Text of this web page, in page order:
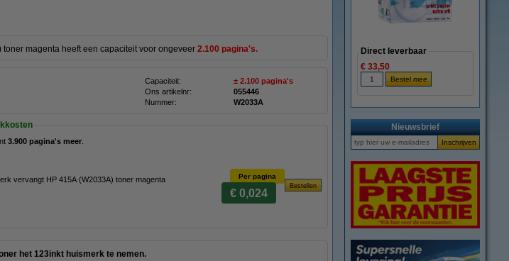
magenta heeft een capaciteit voor ongeveer 2.100 pagina's.
Capaciteit:
± 2.100 pagina's
Ons artikelnr:
055446
Nummer: W2033A
3.900 pagina's meer
vervangt HP 415A (W2033A) toner magenta
Per pagina
€ 0,024
het 123inkt huismerk te nemen.
Direct leverbaar
€ 33,50
Nieuwsbrief